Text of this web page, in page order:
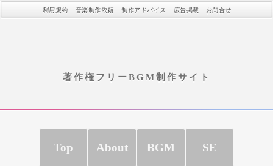
著作権フリーBGM制作サイト
利用規約 音楽制作依頼 制作アドバイス 広告掲載 お問合せ
Top About BGM SE